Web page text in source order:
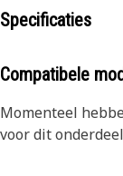
Specificaties
Compatibele
Momenteel
voor dit